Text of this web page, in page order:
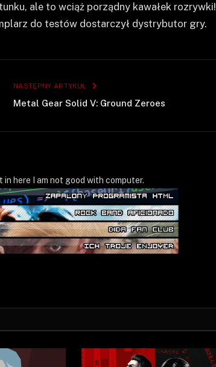
ale to wciąż porządny kawałek rozrywki!
do testów dostarczył dystrybutor gry.
NASTĘPNY ARTYKUŁ
Metal Gear Solid V: Ground Zeroes
in here I am not good with computer.